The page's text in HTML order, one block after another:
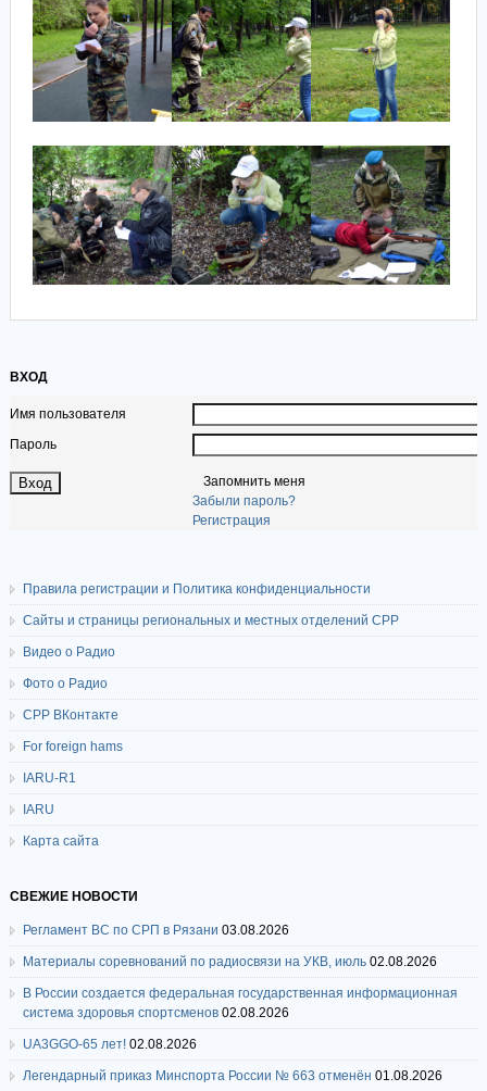
ВХОД
Имя пользователя
Пароль
Запомнить меня
Забыли пароль?
Регистрация
Правила регистрации и Политика конфиденциальности
Сайты и страницы региональных и местных отделений СРР
Видео о Радио
Фото о Радио
СРР ВКонтакте
For foreign hams
IARU-R1
IARU
Карта сайта
СВЕЖИЕ НОВОСТИ
Регламент ВС по СРП в Рязани 03.08.2026
Материалы соревнований по радиосвязи на УКВ, июль 02.08.2026
В России создается федеральная государственная информационная
система здоровья спортсменов 02.08.2026
UA3GGO-65 лет! 02.08.2026
Легендарный приказ Минспорта России № 663 отменён 01.08.2026